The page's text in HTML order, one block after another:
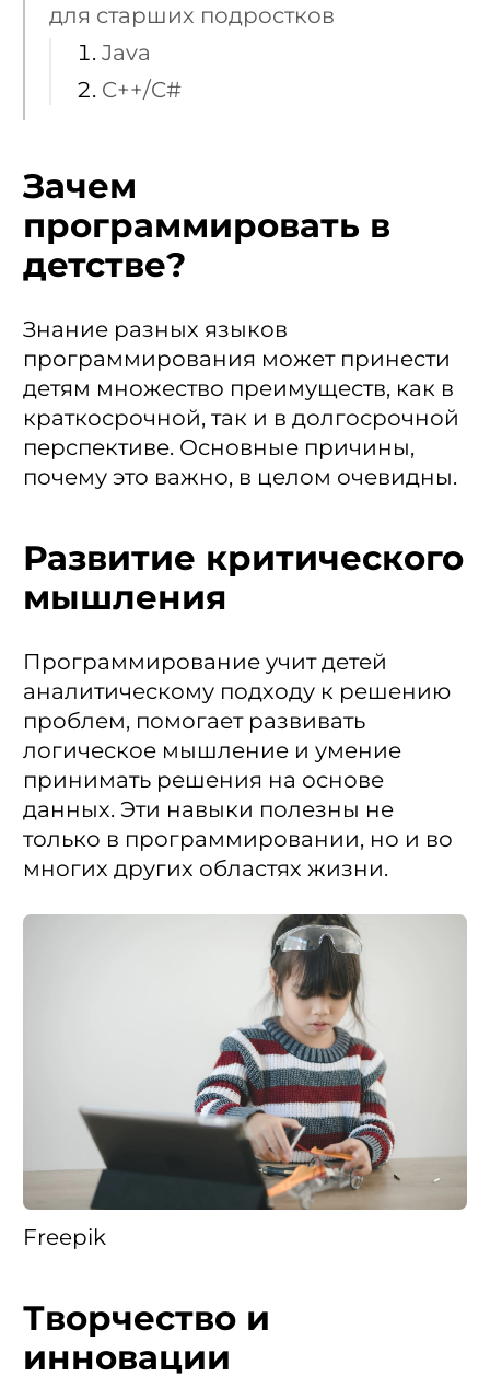
для старших подростков
Java
C++/C#
Зачем
программировать в
детстве?
Знание разных языков
программирования может принести
детям множество преимуществ, как в
краткосрочной, так и в долгосрочной
перспективе. Основные причины,
почему это важно, в целом очевидны.
Развитие критического
мышления
Программирование учит детей
аналитическому подходу к решению
проблем, помогает развивать
логическое мышление и умение
принимать решения на основе
данных. Эти навыки полезны не
только в программировании, но и во
многих других областях жизни.
Freepik
Творчество и
инновации